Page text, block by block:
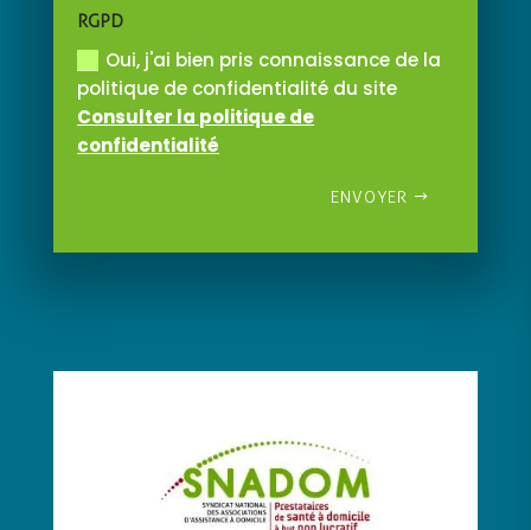
RGPD
Oui, j'ai bien pris connaissance de la
politique de confidentialité du site
Consulter la politique de
confidentialité
ENVOYER